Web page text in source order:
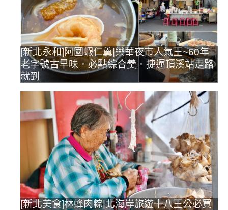
[新北永和]阿國蝦仁羹|樂華夜市人氣王~60年
老字號古早味．必點綜合羹．捷運頂溪站走路
就到
[新北美食]林蜂肉粽|北海岸旅遊十八王公必買